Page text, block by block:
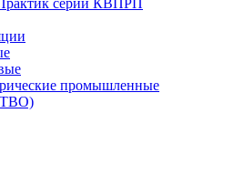
серии КВПРП
промышленные